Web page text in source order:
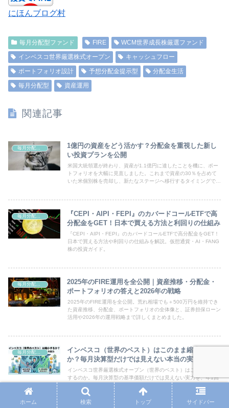
にほんブログ村
毎月分配型ファンド FIRE
WCM世界成長株厳選ファンド
インベスコ世界厳選株式オープン
キャッシュフロー
ポートフォリオ設計
予想分配金提示型
分配金生活
毎月分配型
資産運用
関連記事
毎月分配型ファンド
1億円の資産をどう活かす？分配金を重視した新し
い投資プランを公開
米国大統領選が終わり、資産が1.1億円に達したことを機に、ポー
トフォリオを大幅に見直しました。これまで資産の30％を占めて
いた米個別株を売却し、新たなステージへ移行するタイミングで
『CEPI・AIPI・FEPI』のカバードコールETFで高
分配金をGET！日本で買える方法と利回りの仕組み
『CEPI・AIPI・FEPI』のカバードコールETFで高分配金をGET！
日本で買える方法や利回りの仕組みを解説。仮想通貨・AI・FANG
株の投資ガイド。
2025年のFIRE運用を全公開｜資産推移・分配金・
ポートフォリオの答えと2026年の戦略
2025年のFIRE運用を全公開。荒れ相場でも＋500万円を維持でき
た資産推移、分配金、ポートフォリオの全体像と、証券担保ローン
活用や2026年の運用戦略まで詳しくまとめました。
インベスコ（世界のベスト）はこのまま縮小するの
か？毎月決算型だけでは見えない本当の実力
インベスコ世界厳選株式オープン（世界のベスト）はこのまま縮小
するのか。毎月決算型の基準価額だけでは見えない実力を、年1回
決算型との違いから整理し、長期保有の考え方をわかりやすく解説
します。
ホーム 検索 トップ サイドバー